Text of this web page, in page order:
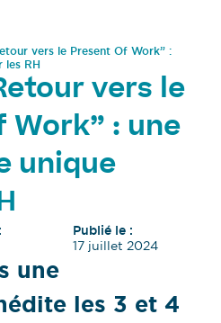
vers le Present Of Work” :
les RH
vers le
Work” : une
unique
Publié le :
17 juillet 2024
une
les 3 et 4